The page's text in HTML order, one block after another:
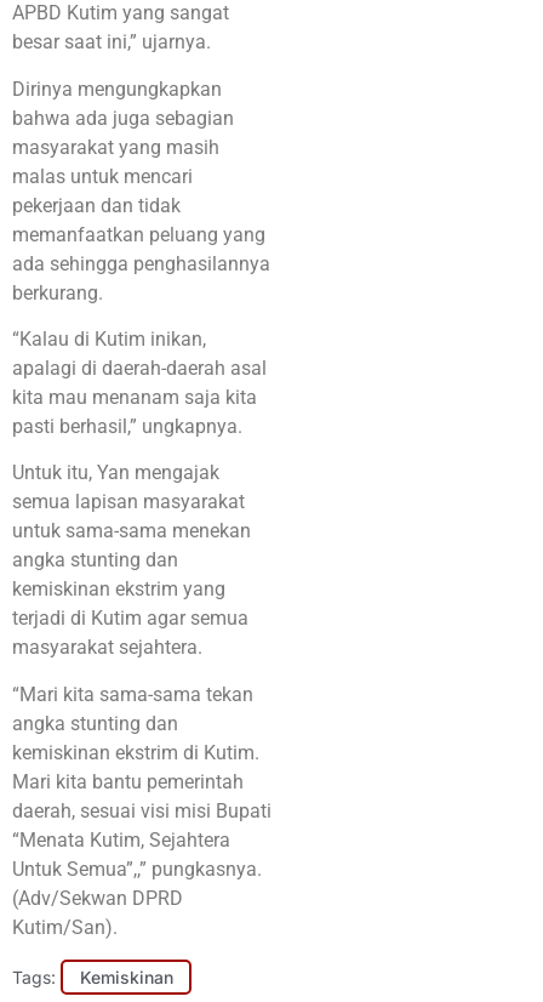
APBD Kutim yang sangat
besar saat ini,” ujarnya.
Dirinya mengungkapkan
bahwa ada juga sebagian
masyarakat yang masih
malas untuk mencari
pekerjaan dan tidak
memanfaatkan peluang yang
ada sehingga penghasilannya
berkurang.
“Kalau di Kutim inikan,
apalagi di daerah-daerah asal
kita mau menanam saja kita
pasti berhasil,” ungkapnya.
Untuk itu, Yan mengajak
semua lapisan masyarakat
untuk sama-sama menekan
angka stunting dan
kemiskinan ekstrim yang
terjadi di Kutim agar semua
masyarakat sejahtera.
“Mari kita sama-sama tekan
angka stunting dan
kemiskinan ekstrim di Kutim.
Mari kita bantu pemerintah
daerah, sesuai visi misi Bupati
“Menata Kutim, Sejahtera
Untuk Semua”,,” pungkasnya.
(Adv/Sekwan DPRD
Kutim/San).
Tags: Kemiskinan